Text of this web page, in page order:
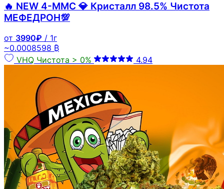
🔥 NEW 4-MMC 💎 Кристалл 98.5% Чистота
МЕФЕДРОН💯
от 3990₽ / 1г
~0.0008598 ₿
VHQ Чистота > 0% 4.94